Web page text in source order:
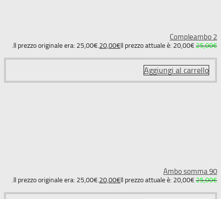
Compleambo 2
25,00€
Il prezzo originale era: 25,00€.20,00€Il prezzo attuale è: 20,00€.
Aggiungi al carrello
Ambo somma 90
25,00€
Il prezzo originale era: 25,00€.20,00€Il prezzo attuale è: 20,00€.